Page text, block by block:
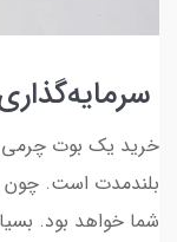
خرید یک بوت چرمی
بلندمدت است. چون
شما خواهد بود.